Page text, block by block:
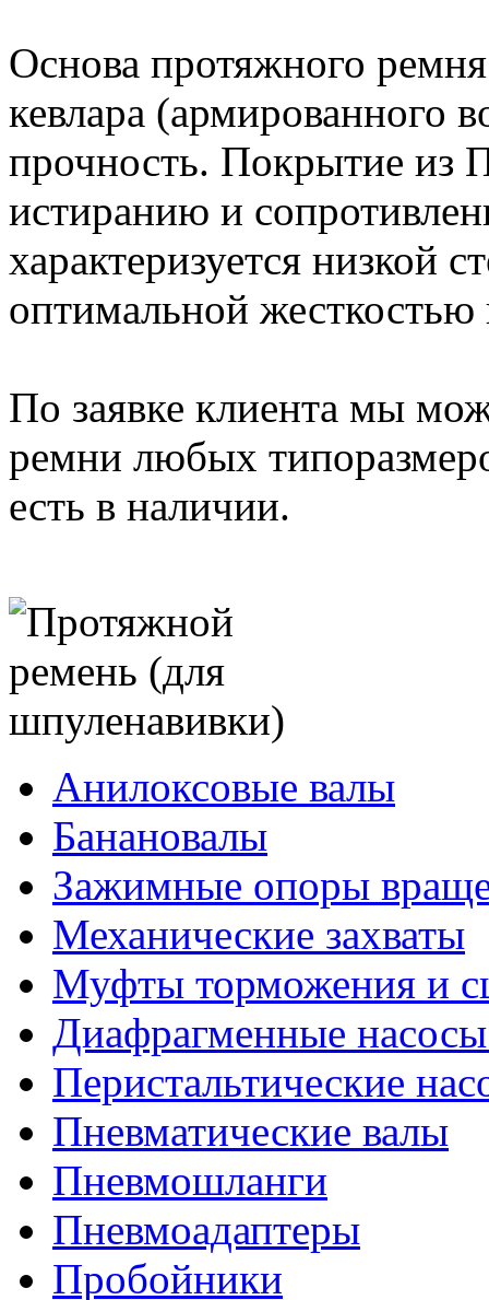
Основа протяжного
кевлара (армированного
прочность. Покрытие из
истиранию и
характеризуется низкой
оптимальной жесткостью
По заявке клиента мы
ремни любых
есть в наличии.
Анилоксовые валы
Банановалы
Зажимные опоры
Механические захваты
Муфты торможения и
Диафрагменные
Перистальтические
Пневматические валы
Пневмошланги
Пневмоадаптеры
Пробойники